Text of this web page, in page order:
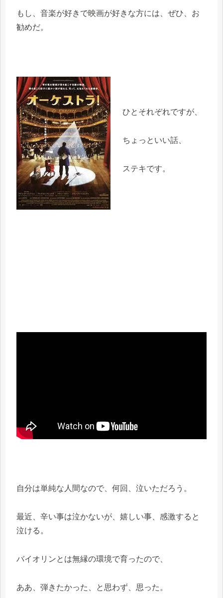
もし、音楽が好きで映画が好きな方には、ぜひ、お
勧めだ。
ひとそれぞれですが、
ちょっといい話、
ステキです。
自分は単純な人間なので、何回、泣いただろう。
最近、辛い事は泣かないが、嬉しい事、感激すると
泣ける。
バイオリンとは無縁の環境で育ったので、
ああ、弾きたかった、と思わず、思った。